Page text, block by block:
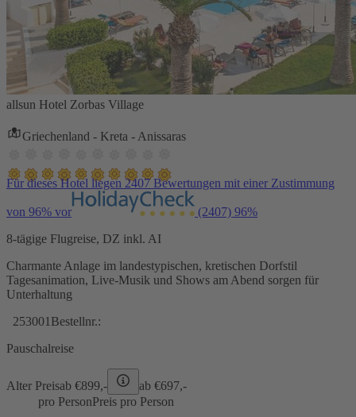
allsun Hotel Zorbas Village
Griechenland - Kreta - Anissaras
Für dieses Hotel liegen 2407 Bewertungen mit einer Zustimmung
von 96% vor (2407) 96%
8-tägige Flugreise, DZ inkl. AI
Charmante Anlage im landestypischen, kretischen Dorfstil
Tagesanimation, Live-Musik und Shows am Abend sorgen für
Unterhaltung
253001 Bestellnr.:
Pauschalreise
Alter Preisab €899,- ab €697,-
pro PersonPreis pro Person